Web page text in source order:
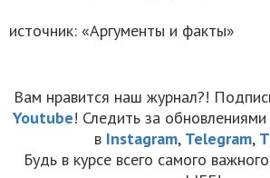
источник: «Аргументы и факты»
Вам нравится наш журнал?!
Youtube! Следить за
в Instagram, Telegram,
Будь в курсе всего самого